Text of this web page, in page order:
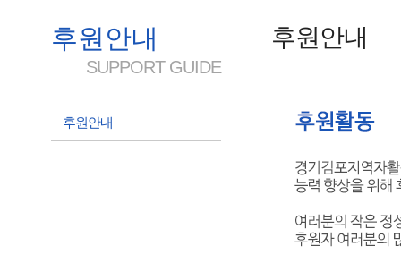
후원안내
SUPPORT GUIDE
후원안내
후원안내